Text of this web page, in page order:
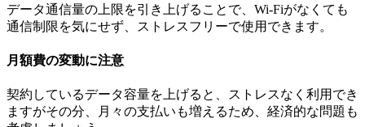
データ通信量の上限を引き上げることで、Wi-Fiがなくても
通信制限を気にせず、ストレスフリーで使用できます。
月額費の変動に注意
契約しているデータ容量を上げると、ストレスなく利用でき
ますがその分、月々の支払いも増えるため、経済的な問題も